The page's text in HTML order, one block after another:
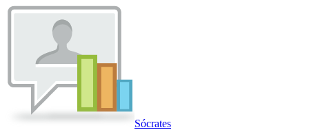
Sócrates